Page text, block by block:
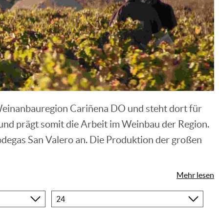
Cariñena DO und steht dort für
prägt somit die Arbeit im Weinbau der Region.
San Valero an. Die Produktion der großen
Bodegas San Valero auf die Vielfalt. Schon in
mit Tempranillo und Carbanet Sauvignon
und unter dem Namen "Monte Ducay" auf dem
Mehr lesen
Produkte